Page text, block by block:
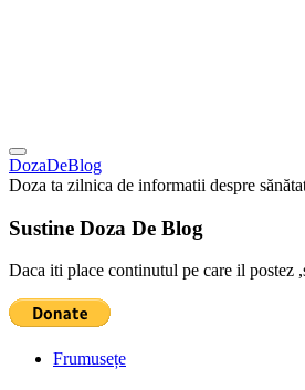
DozaDeBlog
Doza ta zilnica de informatii despre
Sustine Doza De Blog
Daca iti place continutul pe care il postez
Frumusețe